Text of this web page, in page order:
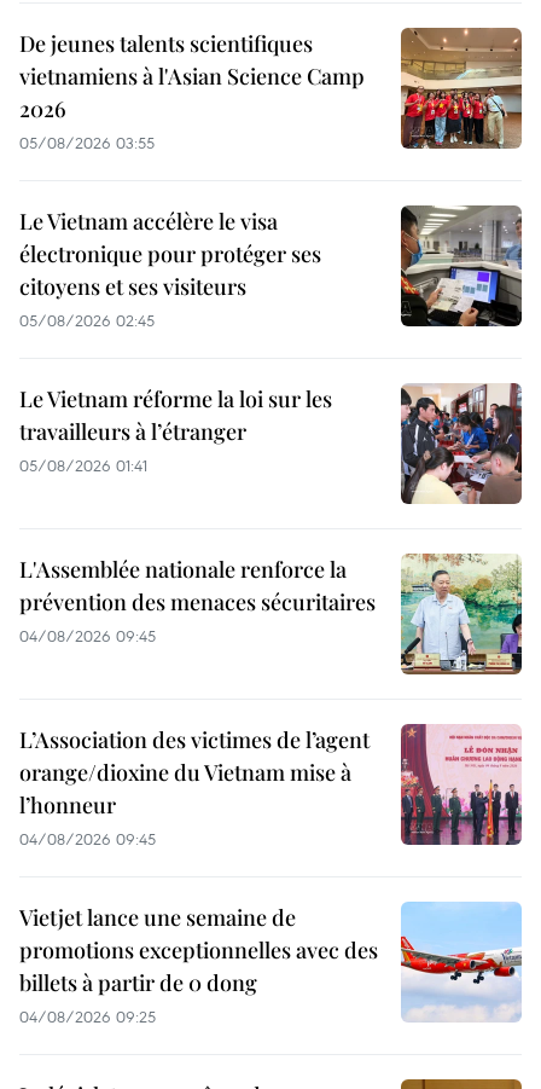
De jeunes talents scientifiques
vietnamiens à l'Asian Science Camp
2026
05/08/2026 03:55
Le Vietnam accélère le visa
électronique pour protéger ses
citoyens et ses visiteurs
05/08/2026 02:45
Le Vietnam réforme la loi sur les
travailleurs à l’étranger
05/08/2026 01:41
L'Assemblée nationale renforce la
prévention des menaces sécuritaires
04/08/2026 09:45
L’Association des victimes de l’agent
orange/dioxine du Vietnam mise à
l’honneur
04/08/2026 09:45
Vietjet lance une semaine de
promotions exceptionnelles avec des
billets à partir de 0 dong
04/08/2026 09:25